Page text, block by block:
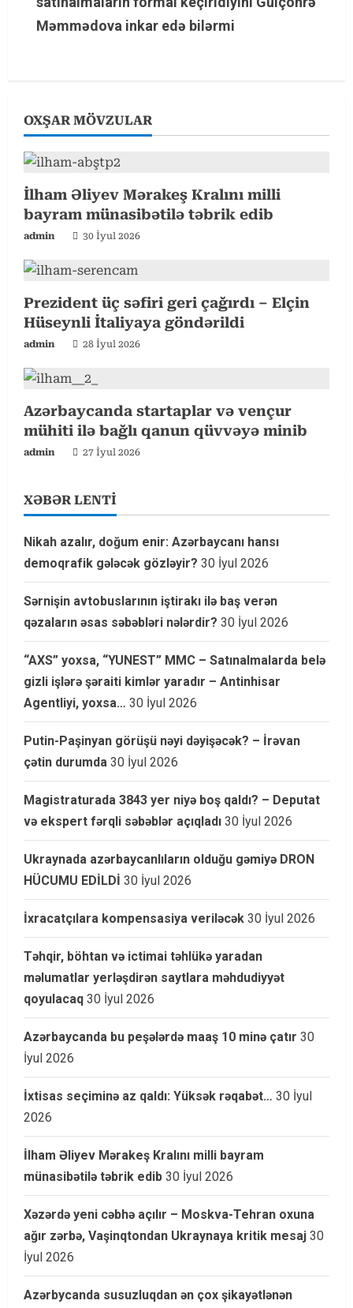
n
R
e
a
d
n
g
Məmmədova inkar edə bilərmi
OXŞAR MÖVZULAR
İlham Əliyev Mərakeş Kralını milli
bayram münasibətilə təbrik edib
admin 30 İyul 2026
Prezident üç səfiri geri çağırdı – Elçin
Hüseynli İtaliyaya göndərildi
admin 28 İyul 2026
Azərbaycanda startaplar və vençur
mühiti ilə bağlı qanun qüvvəyə minib
admin 27 İyul 2026
XƏBƏR LENTİ
Nikah azalır, doğum enir: Azərbaycanı hansı
demoqrafik gələcək gözləyir? 30 İyul 2026
Sərnişin avtobuslarının iştirakı ilə baş verən
qəzaların əsas səbəbləri nələrdir? 30 İyul 2026
“AXS” yoxsa, “YUNEST” MMC – Satınalmalarda belə
gizli işlərə şəraiti kimlər yaradır – Antinhisar
Agentliyi, yoxsa… 30 İyul 2026
Putin-Paşinyan görüşü nəyi dəyişəcək? – İrəvan
çətin durumda 30 İyul 2026
Magistraturada 3843 yer niyə boş qaldı? – Deputat
və ekspert fərqli səbəblər açıqladı 30 İyul 2026
Ukraynada azərbaycanlıların olduğu gəmiyə DRON
HÜCUMU EDİLDİ 30 İyul 2026
İxracatçılara kompensasiya veriləcək 30 İyul 2026
Təhqir, böhtan və ictimai təhlükə yaradan
məlumatlar yerləşdirən saytlara məhdudiyyət
qoyulacaq 30 İyul 2026
Azərbaycanda bu peşələrdə maaş 10 minə çatır 30
İyul 2026
İxtisas seçiminə az qaldı: Yüksək rəqabət… 30 İyul
2026
İlham Əliyev Mərakeş Kralını milli bayram
münasibətilə təbrik edib 30 İyul 2026
Xəzərdə yeni cəbhə açılır – Moskva-Tehran oxuna
ağır zərbə, Vaşinqtondan Ukraynaya kritik mesaj 30
İyul 2026
Azərbycanda susuzluqdan ən çox şikayətlənən